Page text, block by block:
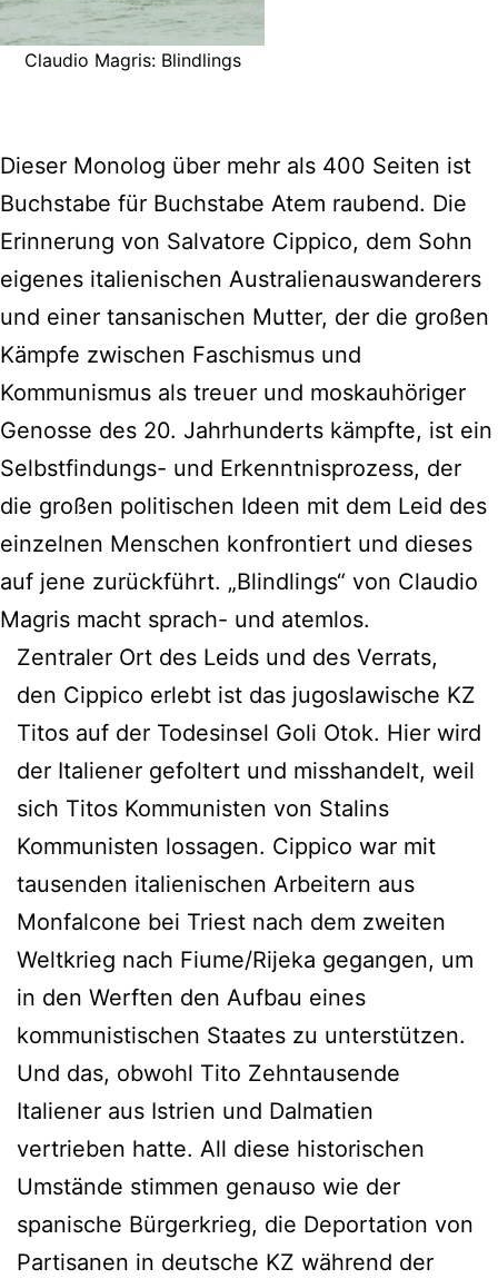
Claudio Magris: Blindlings
Dieser Monolog über mehr als 400 Seiten ist
Buchstabe für Buchstabe Atem raubend. Die
Erinnerung von Salvatore Cippico, dem Sohn
eigenes italienischen Australienauswanderers
und einer tansanischen Mutter, der die großen
Kämpfe zwischen Faschismus und
Kommunismus als treuer und moskauhöriger
Genosse des 20. Jahrhunderts kämpfte, ist ein
Selbstfindungs- und Erkenntnisprozess, der
die großen politischen Ideen mit dem Leid des
einzelnen Menschen konfrontiert und dieses
auf jene zurückführt. „Blindlings“ von Claudio
Magris macht sprach- und atemlos.
Zentraler Ort des Leids und des Verrats,
den Cippico erlebt ist das jugoslawische KZ
Titos auf der Todesinsel Goli Otok. Hier wird
der Italiener gefoltert und misshandelt, weil
sich Titos Kommunisten von Stalins
Kommunisten lossagen. Cippico war mit
tausenden italienischen Arbeitern aus
Monfalcone bei Triest nach dem zweiten
Weltkrieg nach Fiume/Rijeka gegangen, um
in den Werften den Aufbau eines
kommunistischen Staates zu unterstützen.
Und das, obwohl Tito Zehntausende
Italiener aus Istrien und Dalmatien
vertrieben hatte. All diese historischen
Umstände stimmen genauso wie der
spanische Bürgerkrieg, die Deportation von
Partisanen in deutsche KZ während der